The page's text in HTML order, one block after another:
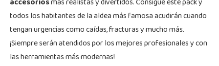
todos los habitantes de la aldea más famosa acudirán cuando
tengan urgencias como caídas, fracturas y mucho más.
¡Siempre serán atendidos por los mejores profesionales y con
las herramientas más modernas!